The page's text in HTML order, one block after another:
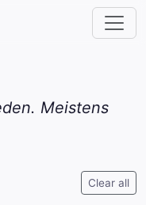
Meistens
Clear all